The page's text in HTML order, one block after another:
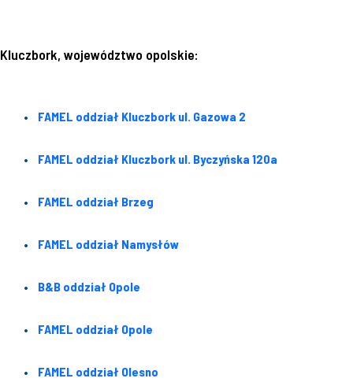
Kluczbork, województwo opolskie:
FAMEL oddział Kluczbork ul. Gazowa 2
FAMEL oddział Kluczbork ul. Byczyńska 120a
FAMEL oddział Brzeg
FAMEL oddział Namysłów
B&B oddział Opole
FAMEL oddział Opole
FAMEL oddział Olesno